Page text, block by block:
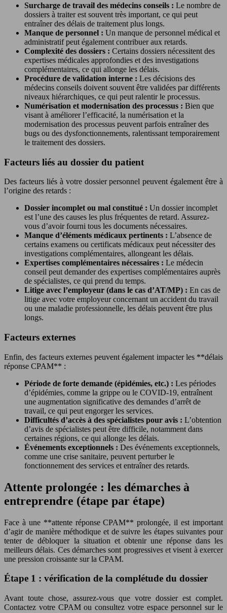
Surcharge de travail des médecins conseils : Le nombre de
dossiers à traiter est souvent très important, ce qui peut
entraîner des délais de traitement plus longs.
Manque de personnel : Un manque de personnel médical et
administratif peut également contribuer aux retards.
Complexité des dossiers : Certains dossiers nécessitent des
expertises médicales approfondies et des investigations
complémentaires, ce qui allonge les délais.
Procédure de validation interne : Les décisions des
médecins conseils doivent souvent être validées par différents
niveaux hiérarchiques, ce qui peut ralentir le processus.
Numérisation et modernisation des processus : Bien que
visant à améliorer l’efficacité, la numérisation et la
modernisation des processus peuvent parfois entraîner des
bugs ou des dysfonctionnements, ralentissant temporairement
le traitement des dossiers.
Facteurs liés au dossier du patient
Des facteurs liés à votre dossier personnel peuvent également être à
l’origine des retards :
Dossier incomplet ou mal constitué : Un dossier incomplet
est l’une des causes les plus fréquentes de retard. Assurez-
vous d’avoir fourni tous les documents nécessaires.
Manque d’éléments médicaux pertinents : L’absence de
certains examens ou certificats médicaux peut nécessiter des
investigations complémentaires, allongeant les délais.
Expertises complémentaires nécessaires : Le médecin
conseil peut demander des expertises complémentaires auprès
de spécialistes, ce qui prend du temps.
Litige avec l’employeur (dans le cas d’AT/MP) : En cas de
litige avec votre employeur concernant un accident du travail
ou une maladie professionnelle, les délais peuvent être plus
longs.
Facteurs externes
Enfin, des facteurs externes peuvent également impacter les **délais
réponse CPAM** :
Période de forte demande (épidémies, etc.) : Les périodes
d’épidémies, comme la grippe ou le COVID-19, entraînent
une augmentation significative des demandes d’arrêt de
travail, ce qui peut engorger les services.
Difficultés d’accès à des spécialistes pour avis : L’obtention
d’avis de spécialistes peut être difficile, notamment dans
certaines régions, ce qui allonge les délais.
Événements exceptionnels : Des événements exceptionnels,
comme une crise sanitaire, peuvent perturber le
fonctionnement des services et entraîner des retards.
Attente prolongée : les démarches à
entreprendre (étape par étape)
Face à une **attente réponse CPAM** prolongée, il est important
d’agir de manière méthodique et de suivre les étapes suivantes pour
tenter de débloquer la situation et obtenir une réponse dans les
meilleurs délais. Ces démarches sont progressives et visent à exercer
une pression croissante sur la CPAM.
Étape 1 : vérification de la complétude du dossier
Avant toute chose, assurez-vous que votre dossier est complet.
Contactez votre CPAM ou consultez votre espace personnel sur le